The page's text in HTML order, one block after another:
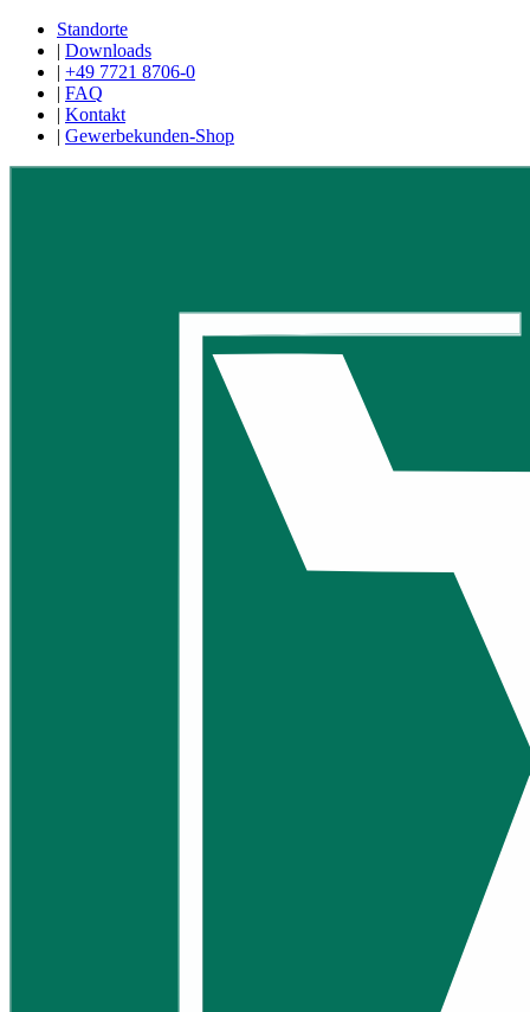
Standorte
| Downloads
| +49 7721 8706-0
| FAQ
| Kontakt
| Gewerbekunden-Shop